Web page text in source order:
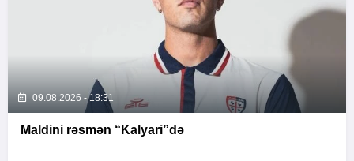
09.08.2026 - 18:31
Maldini rəsmən “Kalyari”də